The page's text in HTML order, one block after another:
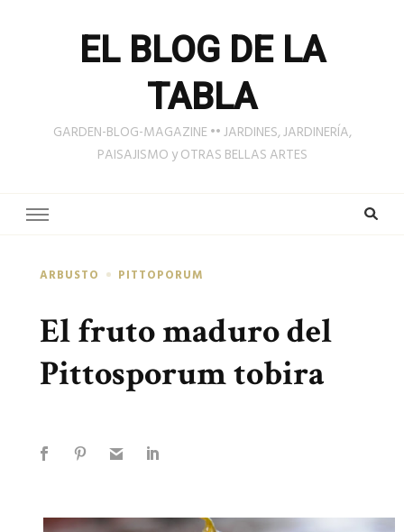
EL BLOG DE LA
TABLA
GARDEN-BLOG-MAGAZINE •• JARDINES, JARDINERÍA,
PAISAJISMO y OTRAS BELLAS ARTES
ARBUSTO PITTOPORUM
El fruto maduro del
Pittosporum tobira